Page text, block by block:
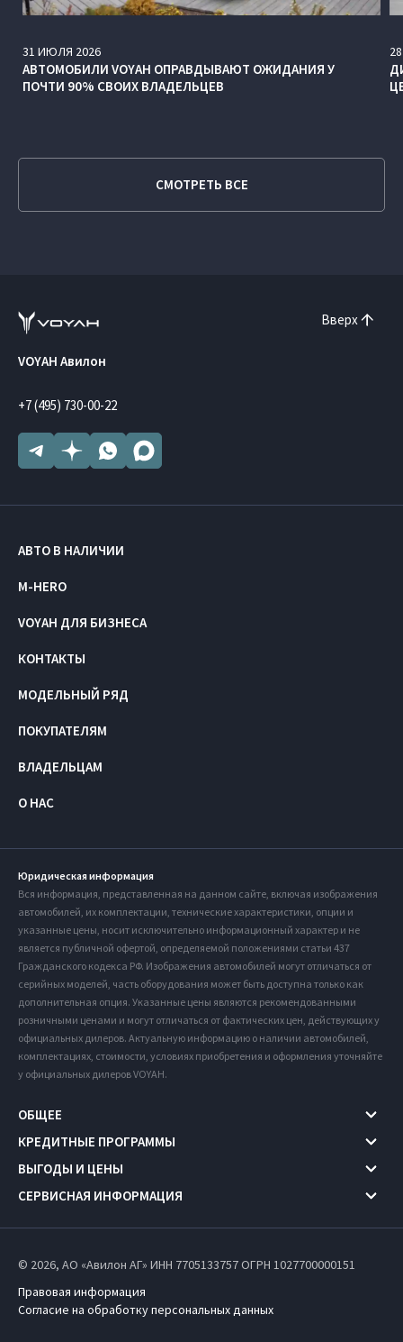
31 ИЮЛЯ 2026
АВТОМОБИЛИ VOYAH ОПРАВДЫВАЮТ ОЖИДАНИЯ У
ПОЧТИ 90% СВОИХ ВЛАДЕЛЬЦЕВ
28
СМОТРЕТЬ ВСЕ
Вверх
VOYAH Авилон
+7 (495) 730-00-22
АВТО В НАЛИЧИИ
M-HERO
VOYAH ДЛЯ БИЗНЕСА
КОНТАКТЫ
МОДЕЛЬНЫЙ РЯД
ПОКУПАТЕЛЯМ
ВЛАДЕЛЬЦАМ
О НАС
Юридическая информация
Вся информация, представленная на данном сайте, включая изображения
автомобилей, их комплектации, технические характеристики, опции и
указанные цены, носит исключительно информационный характер и не
является публичной офертой, определяемой положениями статьи 437
Гражданского кодекса РФ. Изображения автомобилей могут отличаться от
серийных моделей, часть оборудования может быть доступна только как
дополнительная опция. Указанные цены являются рекомендованными
розничными ценами и могут отличаться от фактических цен, действующих у
официальных дилеров. Актуальную информацию о наличии автомобилей,
комплектациях, стоимости, условиях приобретения и оформления уточняйте
у официальных дилеров VOYAH.
ОБЩЕЕ
КРЕДИТНЫЕ ПРОГРАММЫ
ВЫГОДЫ И ЦЕНЫ
СЕРВИСНАЯ ИНФОРМАЦИЯ
© 2026, АО «Авилон АГ» ИНН 7705133757ОГРН 1027700000151
Правовая информация
Согласие на обработку персональных данных